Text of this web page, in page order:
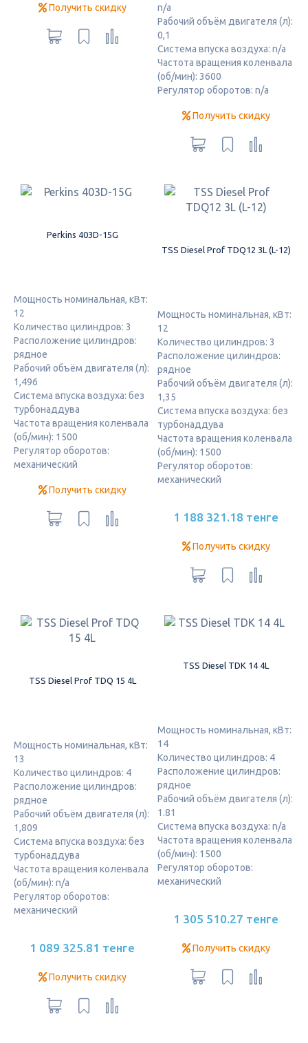
Получить скидку
n/a
Рабочий объём двигателя (л):
0,1
Система впуска воздуха: n/a
Частота вращения коленвала
(об/мин): 3600
Регулятор оборотов: n/a
Получить скидку
Perkins 403D-15G
Мощность номинальная, кВт:
12
Количество цилиндров: 3
Расположение цилиндров:
рядное
Рабочий объём двигателя (л):
1,496
Система впуска воздуха: без
турбонаддува
Частота вращения коленвала
(об/мин): 1500
Регулятор оборотов:
механический
Получить скидку
TSS Diesel Prof TDQ12 3L (L-12)
Мощность номинальная, кВт:
12
Количество цилиндров: 3
Расположение цилиндров:
рядное
Рабочий объём двигателя (л):
1,35
Система впуска воздуха: без
турбонаддува
Частота вращения коленвала
(об/мин): 1500
Регулятор оборотов:
механический
1 188 321.18 тенге
Получить скидку
TSS Diesel Prof TDQ 15 4L
Мощность номинальная, кВт:
13
Количество цилиндров: 4
Расположение цилиндров:
рядное
Рабочий объём двигателя (л):
1,809
Система впуска воздуха: без
турбонаддува
Частота вращения коленвала
(об/мин): n/a
Регулятор оборотов:
механический
1 089 325.81 тенге
Получить скидку
TSS Diesel TDК 14 4L
Мощность номинальная, кВт:
14
Количество цилиндров: 4
Расположение цилиндров:
рядное
Рабочий объём двигателя (л):
1.81
Система впуска воздуха: n/a
Частота вращения коленвала
(об/мин): 1500
Регулятор оборотов:
механический
1 305 510.27 тенге
Получить скидку